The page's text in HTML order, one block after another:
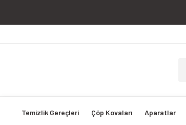
Temizlik Gereçleri Çöp Kovaları Aparatlar